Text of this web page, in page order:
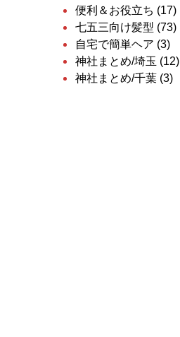
便利＆お役立ち (17)
七五三向け髪型 (73)
自宅で簡単ヘア (3)
神社まとめ/埼玉 (12)
神社まとめ/千葉 (3)